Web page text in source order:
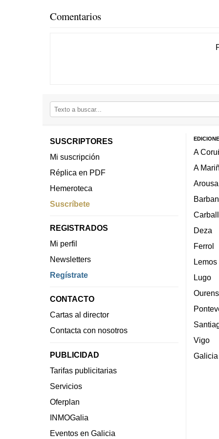
Comentarios
SUSCRIPTORES
Mi suscripción
Réplica en PDF
Hemeroteca
Suscríbete
REGISTRADOS
Mi perfil
Newsletters
Regístrate
CONTACTO
Cartas al director
Contacta con nosotros
PUBLICIDAD
Tarifas publicitarias
Servicios
Oferplan
INMOGalia
Eventos en Galicia
A
A
Arousa
Deza
Ferrol
Lemos
Lugo
Vigo